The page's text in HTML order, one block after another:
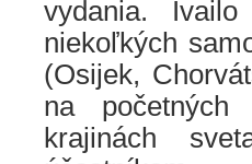
vydania.
niekoľkých
(Osijek,
na početných
krajinách